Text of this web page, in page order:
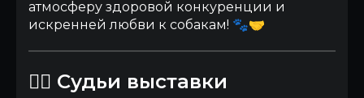
атмосферу здоровой конкуренции и
искренней любви к собакам! 🐾🤝
👨‍⚖️ Судьи выставки